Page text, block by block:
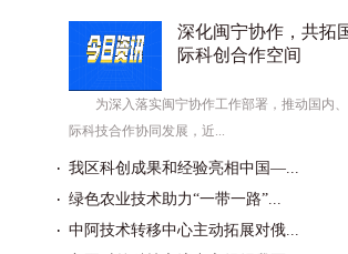
深化闽宁协作，共拓
际科创合作空间
为深入落实闽宁协作工作部署，推动国内、
际科技合作协同发展，近...
我区科创成果和经验亮相中国—...
绿色农业技术助力“一带一路”...
中阿技术转移中心主动拓展对俄...